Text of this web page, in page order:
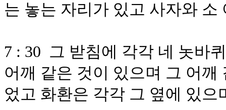
는 놓는 자리가 있고 사자와
7 : 30 그 받침에 각각 네 놋바
어깨 같은 것이 있으며 그 어
었고 화환은 각각 그 옆에 있으